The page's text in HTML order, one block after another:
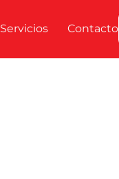
Servicios Contacto